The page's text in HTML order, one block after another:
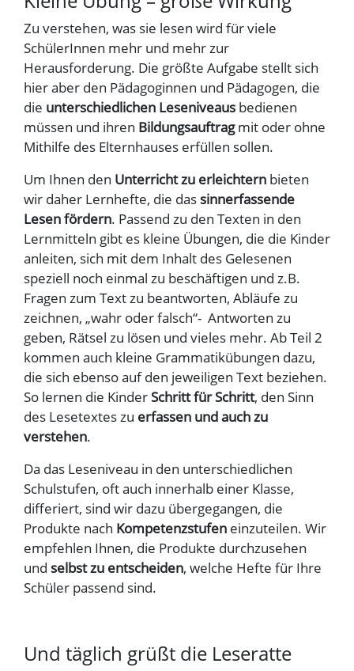
Zu verstehen, was sie lesen wird für viele
SchülerInnen mehr und mehr zur
Herausforderung. Die größte Aufgabe stellt sich
hier aber den Pädagoginnen und Pädagogen, die
die unterschiedlichen Leseniveaus bedienen
müssen und ihren Bildungsauftragmit oder ohne
Mithilfe des Elternhauses erfüllen sollen.
Um Ihnen den Unterricht zu erleichtern bieten
wir daher Lernhefte, die das sinnerfassende
Lesen fördern. Passend zu den Texten in den
Lernmitteln gibt es kleine Übungen, die die Kinder
anleiten, sich mit dem Inhalt des Gelesenen
speziell noch einmal zu beschäftigen und z.B.
Fragen zum Text zu beantworten, Abläufe zu
zeichnen, „wahr oder falsch“- Antworten zu
geben, Rätsel zu lösen und vieles mehr. Ab Teil 2
kommen auch kleine Grammatikübungen dazu,
die sich ebenso auf den jeweiligen Text beziehen.
So lernen die KinderSchritt für Schritt, den Sinn
des Lesetextes zu erfassen und auch zu
verstehen.
Da das Leseniveau in den unterschiedlichen
Schulstufen, oft auch innerhalb einer Klasse,
differiert, sind wir dazu übergegangen, die
Produkte nach Kompetenzstufen einzuteilen. Wir
empfehlen Ihnen, die Produkte durchzusehen
und selbst zu entscheiden, welche Hefte für Ihre
Schüler passend sind.
Und täglich grüßt die Leseratte